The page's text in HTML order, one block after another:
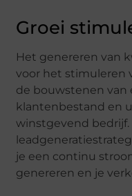
Groei
Het genereren van
voor het stimuleren
de bouwstenen van
klantenbestand en
winstgevend bedrijf.
je een continu
genereren en je